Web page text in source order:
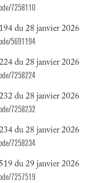
7258110
du 28 janvier 2026
5691194
du 28 janvier 2026
7258224
du 28 janvier 2026
7258232
du 28 janvier 2026
7258234
du 29 janvier 2026
7257519